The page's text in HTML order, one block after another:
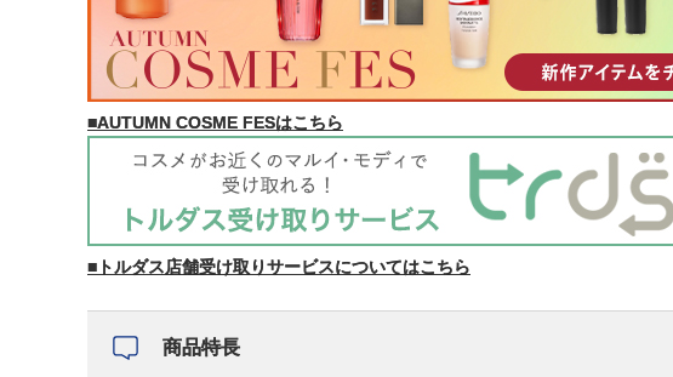
■AUTUMN COSME FESはこちら
■トルダス店舗受け取りサービスについてはこちら
商品特長